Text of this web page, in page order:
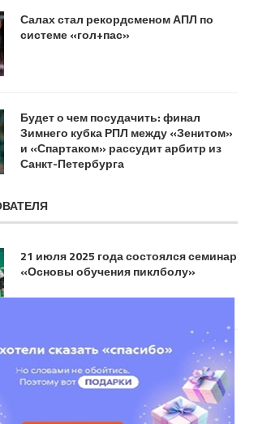
Салах стал рекордсменом АПЛ по
системе «гол+пас»
Будет о чем посудачить: финал
Зимнего кубка РПЛ между «Зенитом»
и «Спартаком» рассудит арбитр из
Санкт-Петербурга
21 июля 2025 года состоялся семинар
«Основы обучения пиклболу»
Силкин — о назначении Гусева в
«Динамо»: Это очередной аванс